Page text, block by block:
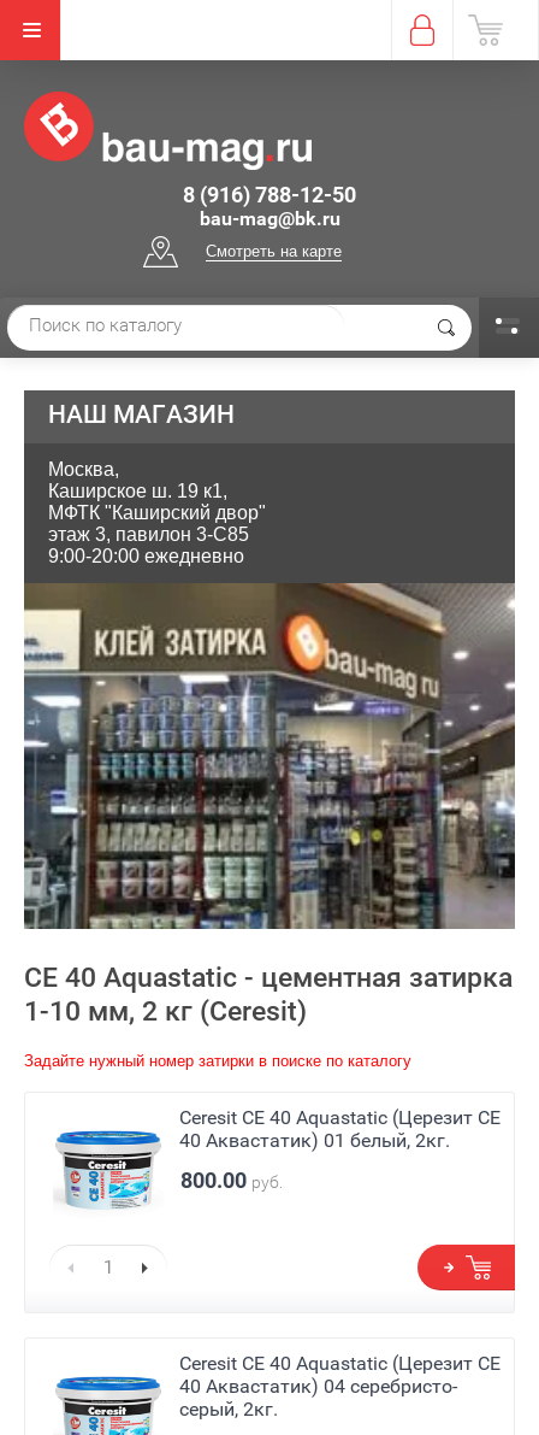
8 (916) 788-12-50
bau-mag@bk.ru
Смотреть на карте
НАШ МАГАЗИН
Москва,
Каширское ш. 19 к1,
МФТК "Каширский двор"
этаж 3, павилон 3-С85
9:00-20:00 ежедневно
СЕ 40 Aquastatic - цементная затирка
1-10 мм, 2 кг (Ceresit)
Задайте нужный номер затирки в поиске по каталогу
Ceresit СЕ 40 Aquastatic (Церезит СЕ
40 Аквастатик) 01 белый, 2кг.
800.00 руб.
Ceresit СЕ 40 Aquastatic (Церезит СЕ
40 Аквастатик) 04 серебристо-
серый, 2кг.